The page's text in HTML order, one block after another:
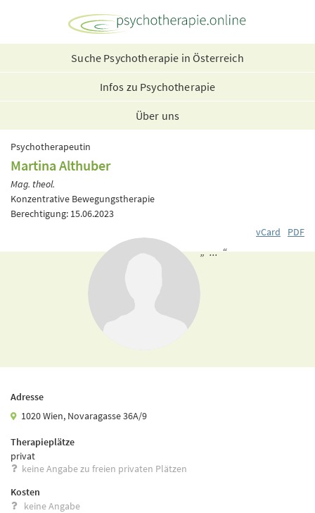
Suche Psychotherapie in Österreich
Infos zu Psychotherapie
Über uns
Psychotherapeutin
Martina Althuber
Mag. theol.
Konzentrative Bewegungstherapie
Berechtigung: 15.06.2023
vCard
PDF
„ ... “
Adresse
1020 Wien, Novaragasse 36A/9
Therapieplätze
privat
keine Angabe zu freien privaten Plätzen
Kosten
keine Angabe